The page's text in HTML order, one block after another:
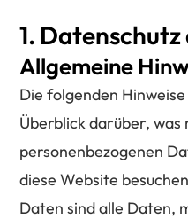
1.
Allgemeine
Die folgenden
Überblick darüber, was
personenbezogenen
diese Website
Daten sind alle Daten,